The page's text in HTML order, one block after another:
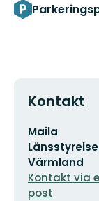
Kontakt
E-
postadress
Maila
Värmland
Kontakt via
post